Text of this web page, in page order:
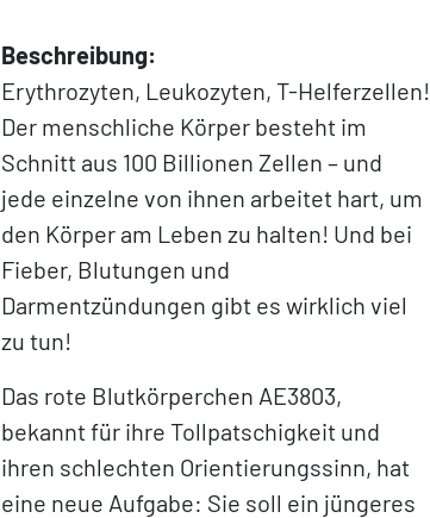
Beschreibung:
Erythrozyten, Leukozyten, T-Helferzellen!
Der menschliche Körper besteht im
Schnitt aus 100 Billionen Zellen – und
jede einzelne von ihnen arbeitet hart, um
den Körper am Leben zu halten! Und bei
Fieber, Blutungen und
Darmentzündungen gibt es wirklich viel
zu tun!
Das rote Blutkörperchen AE3803,
bekannt für ihre Tollpatschigkeit und
ihren schlechten Orientierungssinn, hat
eine neue Aufgabe: Sie soll ein jüngeres